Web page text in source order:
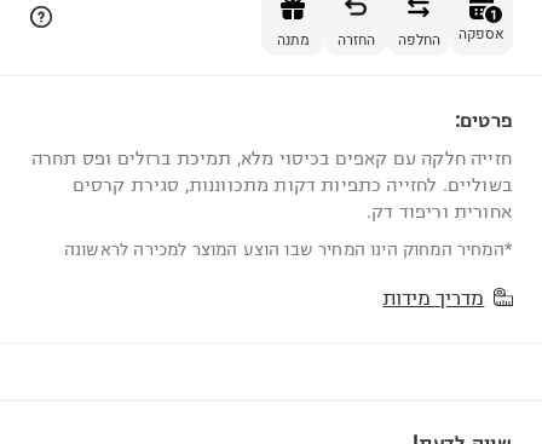
1
אספקה החלפה החזרה מתנה
פרטים:
חזייה חלקה עם קאפים בכיסוי מלא, תמיכת ברזלים ופס תחרה
בשוליים. לחזייה כתפיות דקות מתכווננות, סגירת קרסים
אחורית וריפוד דק.
*המחיר המחוק הינו המחיר שבו הוצע המוצר למכירה לראשונה
מדריך מידות